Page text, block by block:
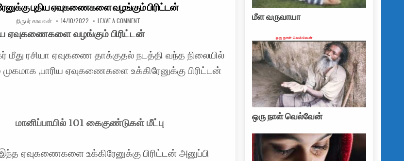
புதிய ஏவுகணைகளை வழங்கும் பிரிட்டன்
AUTHOR:
நிருபர் காவலன் PUBLISHED DATE:
14/10/2022 LEAVE A COMMENT ON உக்கிரேனுக்கு புதிய ஏவுகணைகளை வழங்கும் பிரிட்டன்
ஏவுகணைகளை வழங்கும் பிரிட்டன்
மீது ரசியா ஏவுகணை தாக்குதல் நடத்தி வந்த நிலையில்
,பாரிய ஏவுகணைகளை உக்கிரேனுக்கு பிரிட்டன்
மானிப்பாயில் 101 கைகுண்டுகள் மீட்பு
ஏவுகணைகளை உக்கிரேனுக்கு பிரிட்டன் அனுப்பி
மீள வருவாயா
ஒரு நாள் வெல்வேன்